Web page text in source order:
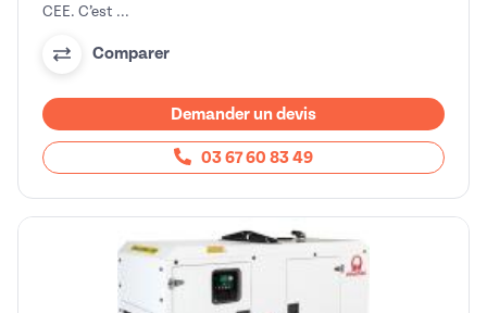
CEE. C’est ...
Comparer
Demander un devis
03 67 60 83 49